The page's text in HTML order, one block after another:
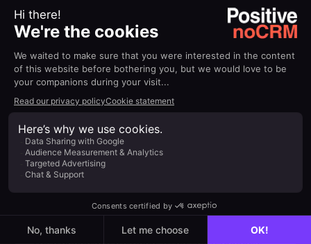
investissement plus important en termes de
ressources, mais le retour sur investissement à
stratégie compense largement les coûts engagés
au départ. Voici quelques conseils pour utiliser
long du processus de lead nurturing.
Diversifiez vos canaux
Vous ne pouvez pas vous engager sur plusieurs
canaux si vous n'en utilisez qu'un seul. Le fait de
ne compter que sur un seul canal ne réduit pas
seulement votre portée, mais limite sérieusement
votre capacité à dialoguer avec vos prospects.